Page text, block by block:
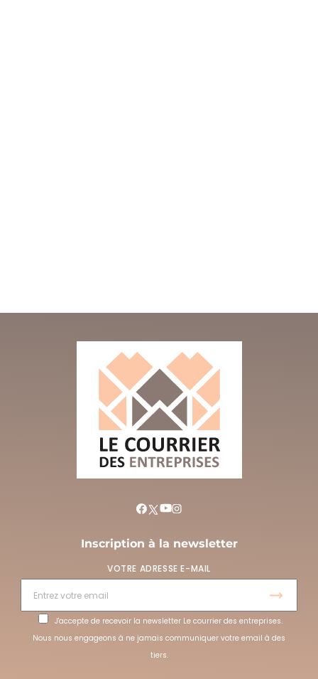
Inscription à la newsletter
VOTRE ADRESSE E-MAIL
J'accepte de recevoir la newsletter Le courrier des entreprises.
Nous nous engageons à ne jamais communiquer votre email à des
tiers.